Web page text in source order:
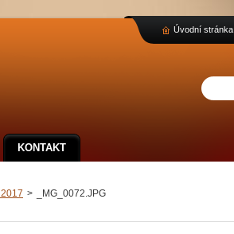
> _MG_0072.JPG
KONTAKT
Úvodní stránka